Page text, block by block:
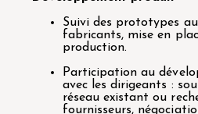
Suivi des prototypes
fabricants, mise en
production.
Participation au
avec les dirigeants :
réseau existant ou
fournisseurs,